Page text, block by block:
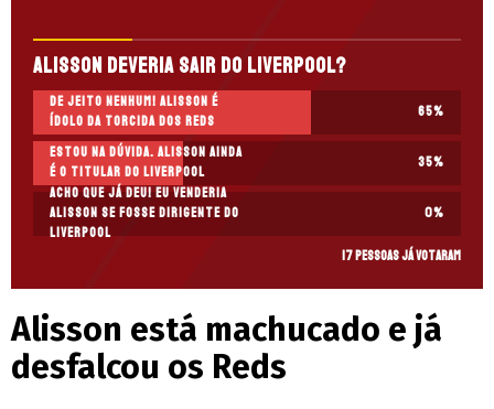
Alisson deveria sair do Liverpool?
De jeito nenhum! Alisson é
ídolo da torcida dos Reds
65%
Estou na dúvida. Alisson ainda
é o titular do Liverpool
35%
Acho que já deu! Eu venderia
Alisson se fosse dirigente do
Liverpool
0%
17 pessoas já votaram
Alisson está machucado e já
desfalcou os Reds